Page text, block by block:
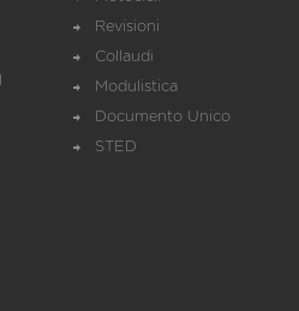
Revisioni
Collaudi
Modulistica
Documento Unico
STED